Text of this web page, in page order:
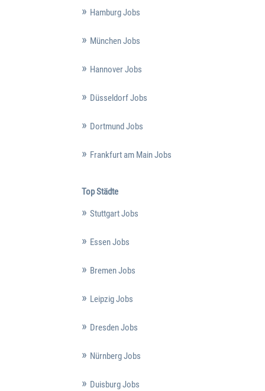
Hamburg Jobs
München Jobs
Hannover Jobs
Düsseldorf Jobs
Dortmund Jobs
Frankfurt am Main Jobs
Top Städte
Stuttgart Jobs
Essen Jobs
Bremen Jobs
Leipzig Jobs
Dresden Jobs
Nürnberg Jobs
Duisburg Jobs